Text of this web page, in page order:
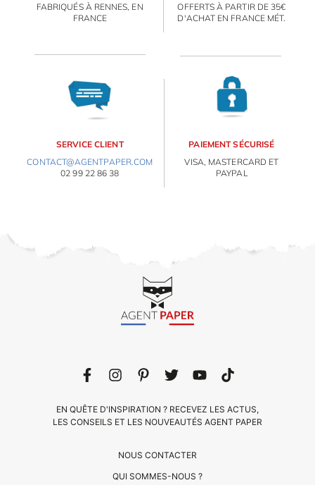
FABRIQUÉS À RENNES, EN
FRANCE
OFFERTS À PARTIR DE 35€
D'ACHAT EN FRANCE MÉT.
SERVICE CLIENT
CONTACT@AGENTPAPER.COM
02 99 22 86 38
PAIEMENT SÉCURISÉ
VISA, MASTERCARD ET
PAYPAL
NOUS CONTACTER
QUI SOMMES-NOUS ?
EN QUÊTE D'INSPIRATION ? RECEVEZ LES ACTUS,
LES CONSEILS ET LES NOUVEAUTÉS AGENT PAPER